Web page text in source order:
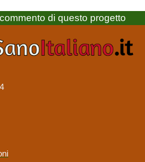
di questo progetto